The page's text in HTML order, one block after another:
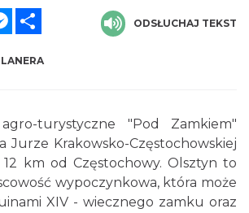
Messenger
ODSŁUCHAJ TEKST
turystyczne "Pod Zamkiem"
Jurze Krakowsko-Częstochowskiej
km od Częstochowy. Olsztyn to
wypoczynkowa, która może
XIV - wiecznego zamku oraz